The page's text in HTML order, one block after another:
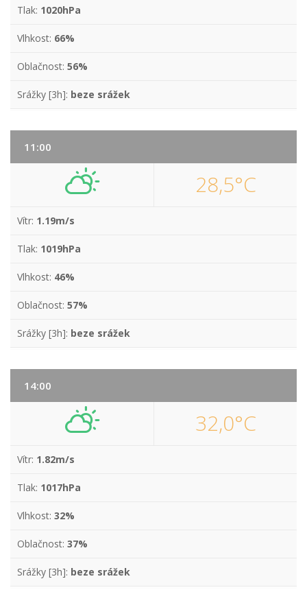
Tlak: 1020hPa
Vlhkost: 66%
Oblačnost: 56%
Srážky [3h]: beze srážek
11:00
28,5°C
Vítr: 1.19m/s
Tlak: 1019hPa
Vlhkost: 46%
Oblačnost: 57%
Srážky [3h]: beze srážek
14:00
32,0°C
Vítr: 1.82m/s
Tlak: 1017hPa
Vlhkost: 32%
Oblačnost: 37%
Srážky [3h]: beze srážek